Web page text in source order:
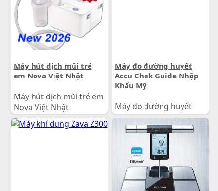
Máy hút dịch mũi trẻ
em Nova Việt Nhật
Máy hút dịch mũi trẻ em
Nova Việt Nhật
690.000đ
Máy đo đường huyết
Accu Chek Guide Nhập
Khẩu Mỹ
Máy đo đường huyết
Accu Chek Guide Nhập
Khẩu Mỹ
1.350.000đ